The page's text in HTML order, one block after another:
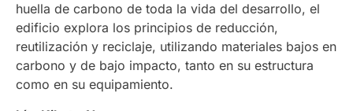
huella de carbono de toda la vida del desarrollo, el
edificio explora los principios de reducción,
reutilización y reciclaje, utilizando materiales bajos en
carbono y de bajo impacto, tanto en su estructura
como en su equipamiento.